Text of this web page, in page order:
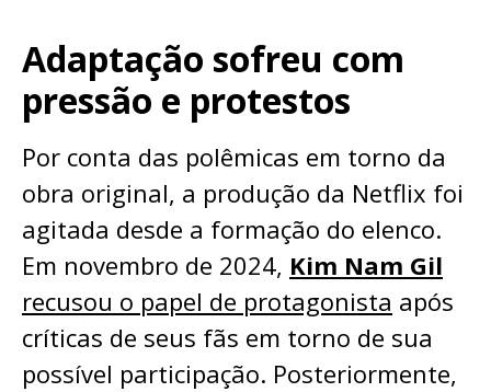
Adaptação sofreu com
pressão e protestos
Por conta das polêmicas em torno da
obra original, a produção da Netflix foi
agitada desde a formação do elenco.
Em novembro de 2024, Kim Nam Gil
recusou o papel de protagonista após
críticas de seus fãs em torno de sua
possível participação. Posteriormente,